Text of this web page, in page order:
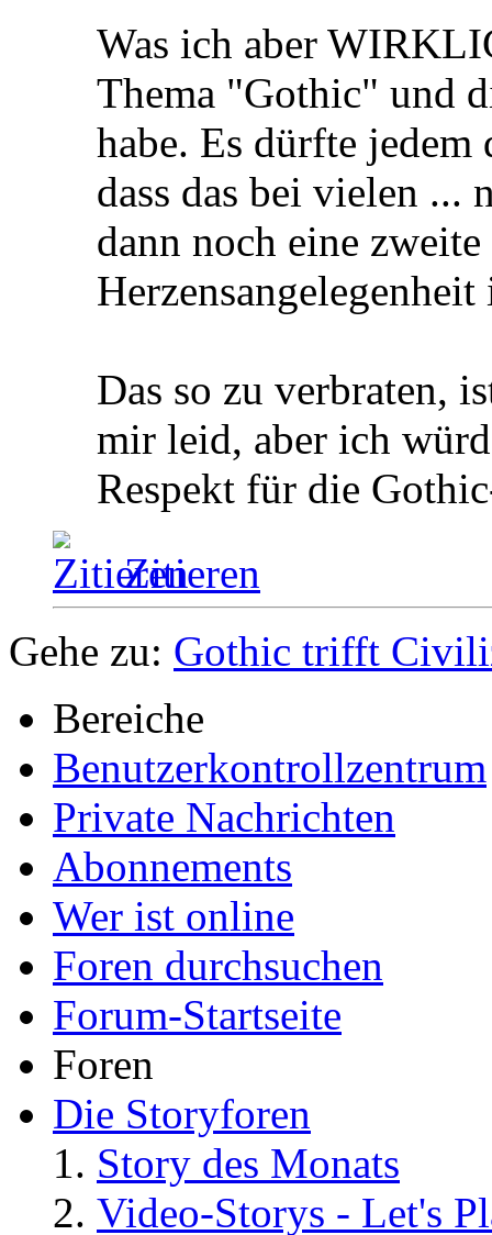
Was ich aber
Thema "Gothic" und
habe. Es dürfte
dass das bei vielen ...
dann noch eine
Herzensangelegenheit
Das so zu verbraten,
mir leid, aber ich
Respekt für die
Zitieren
Gehe zu: Gothic trifft
Bereiche
Benutzerkontrollzentrum
Private Nachrichten
Abonnements
Wer ist online
Foren durchsuchen
Forum-Startseite
Foren
Die Storyforen
Story des Monats
Video-Storys - Let's